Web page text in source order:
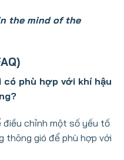
the mind of the
có phù hợp với khí hậu
điều chỉnh một số yếu tố
thông gió để phù hợp với